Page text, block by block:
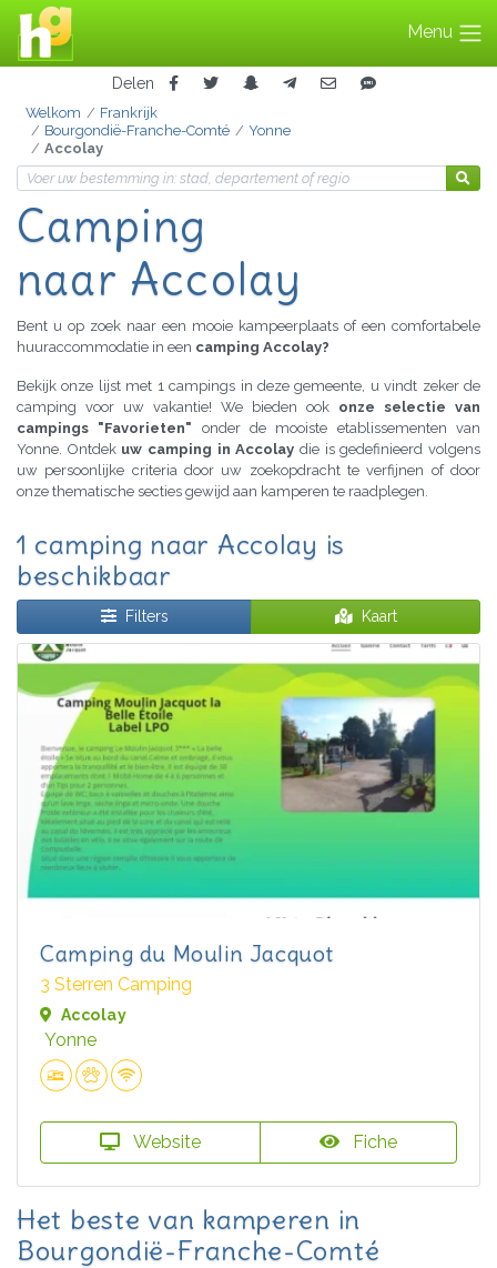
Menu
Delen
Welkom
Frankrijk
Bourgondië-Franche-Comté
Yonne
Accolay
Camping
naar Accolay
Bent u op zoek naar een mooie kampeerplaats of een comfortabele
huuraccommodatie in een camping Accolay?
Bekijk onze lijst met 1 campings in deze gemeente, u vindt zeker de
camping voor uw vakantie! We bieden ook onze selectie van
campings "Favorieten" onder de mooiste etablissementen van
Yonne. Ontdek uw camping in Accolay die is gedefinieerd volgens
uw persoonlijke criteria door uw zoekopdracht te verfijnen of door
onze thematische secties gewijd aan kamperen te raadplegen.
1 camping naar Accolay is
beschikbaar
Filters Kaart
Camping du Moulin Jacquot
3 Sterren Camping
Accolay
Yonne
Website Fiche
Het beste van kamperen in
Bourgondië-Franche-Comté